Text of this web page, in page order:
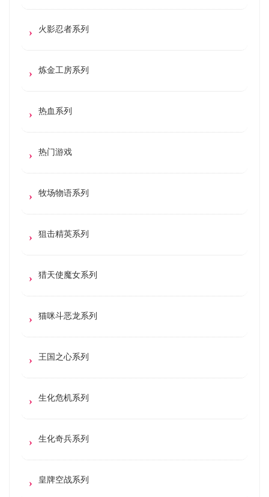
火影忍者系列
炼金工房系列
热血系列
热门游戏
牧场物语系列
狙击精英系列
猎天使魔女系列
猫咪斗恶龙系列
王国之心系列
生化危机系列
生化奇兵系列
皇牌空战系列